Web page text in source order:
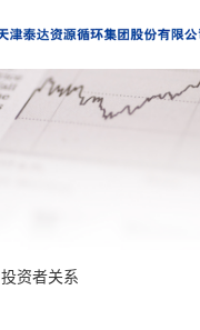
投资者关系